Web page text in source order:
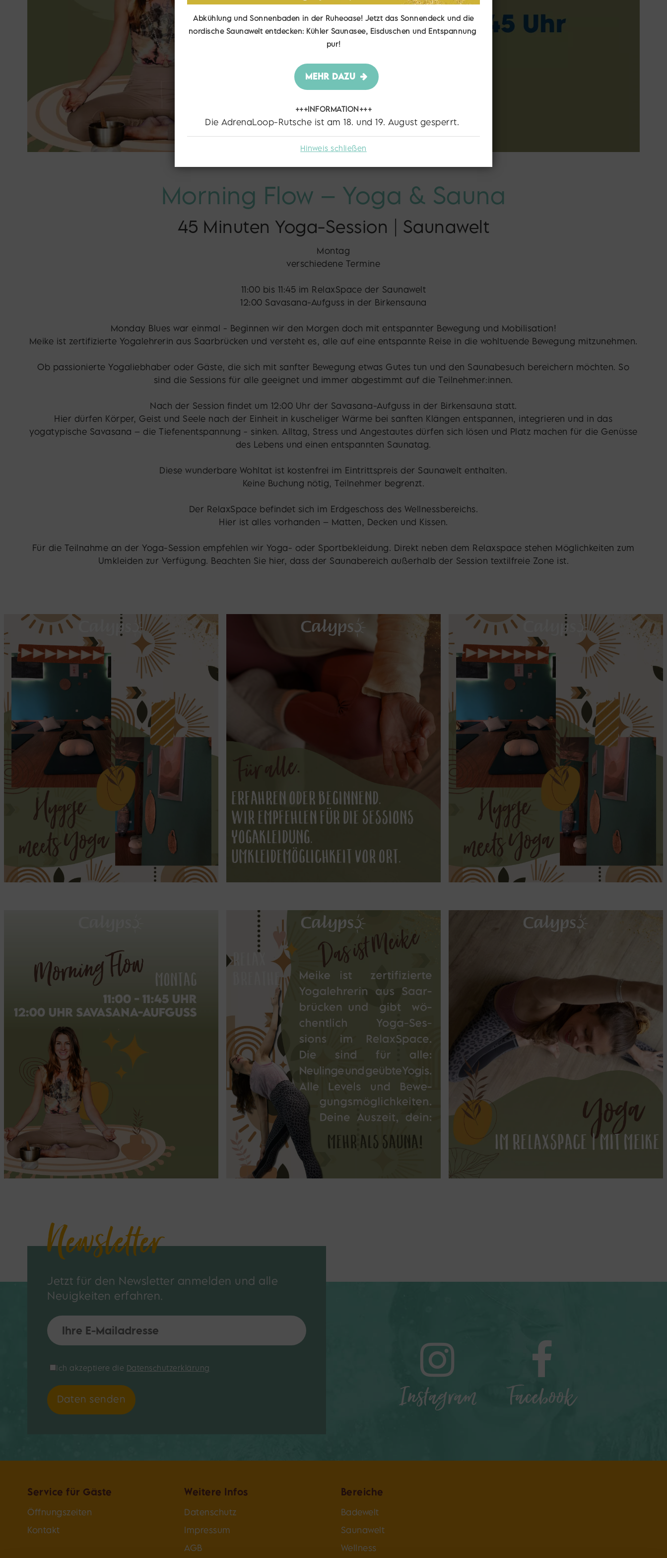
Morning Flow – Yoga & Sauna
45 Minuten Yoga-Session | Saunawelt
Montag
verschiedene Termine
11:00 bis 11:45 im RelaxSpace der Saunawelt
12:00 Savasana-Aufguss in der Birkensauna
Monday Blues war einmal - Beginnen wir den Morgen doch mit entspannter Bewegung und Mobilisation!
Meike ist zertifizierte Yogalehrerin aus Saarbrücken und versteht es, alle auf eine entspannte Reise in die wohltuende Bewegung mitzunehmen.
Ob passionierte Yogaliebhaber oder Gäste, die sich mit sanfter Bewegung etwas Gutes tun und den Saunabesuch bereichern möchten. So
sind die Sessions für alle geeignet und immer abgestimmt auf die Teilnehmer:innen.
Nach der Session findet um 12:00 Uhr der Savasana-Aufguss in der Birkensauna statt.
Hier dürfen Körper, Geist und Seele nach der Einheit in kuscheliger Wärme bei sanften Klängen entspannen, integrieren und in das
yogatypische Savasana – die Tiefenentspannung - sinken. Alltag, Stress und Angestautes dürfen sich lösen und Platz machen für die Genüsse
des Lebens und einen entspannten Saunatag.
Diese wunderbare Wohltat ist kostenfrei im Eintrittspreis der Saunawelt enthalten.
Keine Buchung nötig, Teilnehmer begrenzt.
Der RelaxSpace befindet sich im Erdgeschoss des Wellnessbereichs.
Hier ist alles vorhanden – Matten, Decken und Kissen.
Für die Teilnahme an der Yoga-Session empfehlen wir Yoga- oder Sportbekleidung. Direkt neben dem Relaxspace stehen Möglichkeiten zum
Umkleiden zur Verfügung. Beachten Sie hier, dass der Saunabereich außerhalb der Session textilfreie Zone ist.
Newsletter
Jetzt für den Newsletter anmelden und alle
Neuigkeiten erfahren.
*Datenschutzerklärung:
Ich akzeptiere die Datenschutzerklärung
Daten senden Instagram Facebook
Abkühlung und Sonnenbaden in der Ruheoase! Jetzt das Sonnendeck und die
nordische Saunawelt entdecken: Kühler Saunasee, Eisduschen und Entspannung
pur!
MEHR DAZU
+++INFORMATION+++
Die AdrenaLoop-Rutsche ist am 18. und 19. August gesperrt.
Hinweis schließen
Service für Gäste
Öffnungszeiten
Kontakt
Weitere Infos
Datenschutz
Impressum
AGB
Bereiche
Badewelt
Saunawelt
Wellness